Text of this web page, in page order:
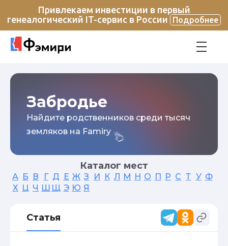
Привлекаем инвестиции в первый
генеалогический IT-сервис в России
Подробнее
Забродье
Найдите родственников среди тысяч
земляков на Famiry
Каталог мест
А Б В Г Д Е Ж З И К Л М Н О П Р С Т У Ф
Х Ц Ч Ш Щ Э Ю Я
Статья